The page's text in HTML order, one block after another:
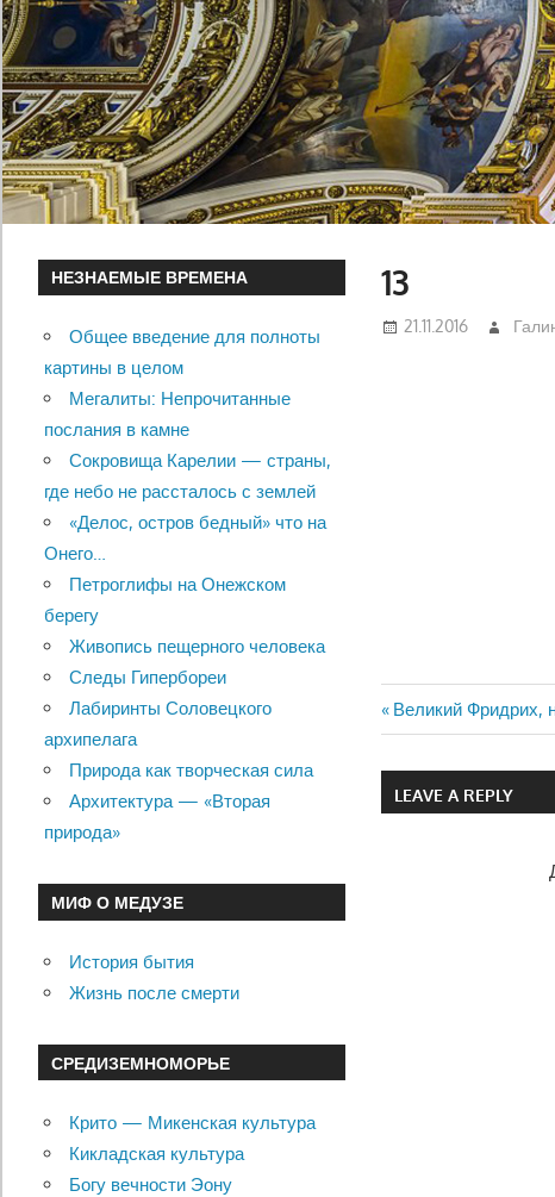
13
21.11.2016
по
Previous
Post:
Великий Фридрих,
LEAVE A REPLY
НЕЗНАЕМЫЕ ВРЕМЕНА
Общее введение для полноты
картины в целом
Мегалиты: Непрочитанные
послания в камне
Сокровища Карелии — страны,
где небо не рассталось с землей
«Делос, остров бедный» что на
Онего…
Петроглифы на Онежском
берегу
Живопись пещерного человека
Следы Гипербореи
Лабиринты Соловецкого
архипелага
Природа как творческая сила
Архитектура — «Вторая
природа»
МИФ О МЕДУЗЕ
История бытия
Жизнь после смерти
СРЕДИЗЕМНОМОРЬЕ
Крито — Микенская культура
Кикладская культура
Богу вечности Эону